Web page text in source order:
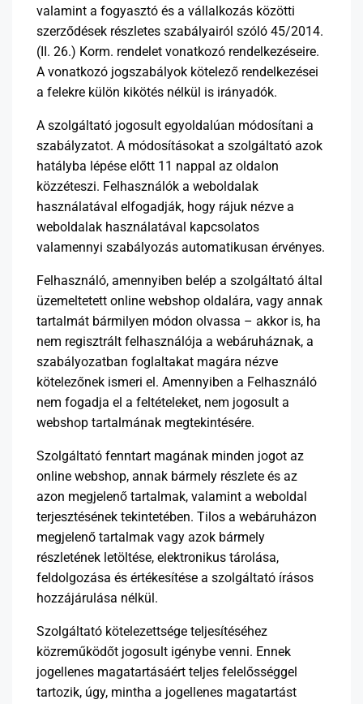
valamint a fogyasztó és a vállalkozás közötti
szerződések részletes szabályairól szóló 45/2014.
(II. 26.) Korm. rendelet vonatkozó rendelkezéseire.
A vonatkozó jogszabályok kötelező rendelkezései
a felekre külön kikötés nélkül is irányadók.
A szolgáltató jogosult egyoldalúan módosítani a
szabályzatot. A módosításokat a szolgáltató azok
hatályba lépése előtt 11 nappal az oldalon
közzéteszi. Felhasználók a weboldalak
használatával elfogadják, hogy rájuk nézve a
weboldalak használatával kapcsolatos
valamennyi szabályozás automatikusan érvényes.
Felhasználó, amennyiben belép a szolgáltató által
üzemeltetett online webshop oldalára, vagy annak
tartalmát bármilyen módon olvassa – akkor is, ha
nem regisztrált felhasználója a webáruháznak, a
szabályozatban foglaltakat magára nézve
kötelezőnek ismeri el. Amennyiben a Felhasználó
nem fogadja el a feltételeket, nem jogosult a
webshop tartalmának megtekintésére.
Szolgáltató fenntart magának minden jogot az
online webshop, annak bármely részlete és az
azon megjelenő tartalmak, valamint a weboldal
terjesztésének tekintetében. Tilos a webáruházon
megjelenő tartalmak vagy azok bármely
részletének letöltése, elektronikus tárolása,
feldolgozása és értékesítése a szolgáltató írásos
hozzájárulása nélkül.
Szolgáltató kötelezettsége teljesítéséhez
közreműködőt jogosult igénybe venni. Ennek
jogellenes magatartásáért teljes felelősséggel
tartozik, úgy, mintha a jogellenes magatartást